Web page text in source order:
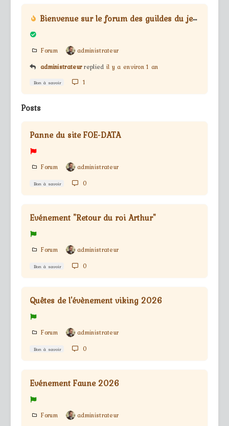
Bienvenue sur le forum des guildes du jeu Forge Of Empires
Forum
administrateur
administrateur replied il y a environ 1 an
Bon à savoir 1
Posts
Panne du site FOE-DATA
Forum administrateur
Bon à savoir 0
Evénement "Retour du roi Arthur"
Forum administrateur
Bon à savoir 0
Quêtes de l'évènement viking 2026
Forum administrateur
Bon à savoir 0
Evénement Faune 2026
Forum administrateur